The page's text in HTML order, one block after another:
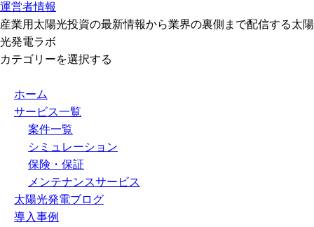
運営者情報
産業用太陽光投資の最新情報から業界の裏側まで配信する太陽
光発電ラボ
カテゴリーを選択する
ホーム
サービス一覧
案件一覧
シミュレーション
保険・保証
メンテナンスサービス
太陽光発電ブログ
導入事例